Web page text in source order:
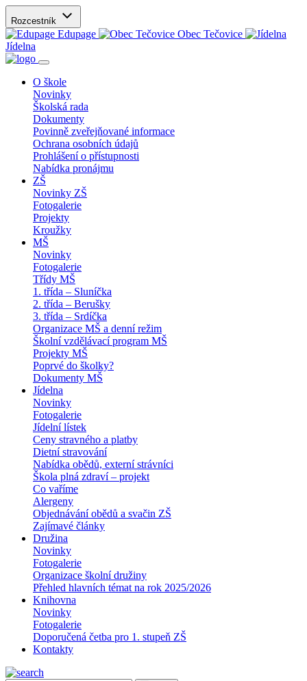
Rozcestník
Edupage
Obec Tečovice
Jídelna
O škole
Novinky
Školská rada
Dokumenty
Povinně zveřejňované informace
Ochrana osobních údajů
Prohlášení o přístupnosti
Nabídka pronájmu
ZŠ
Novinky ZŠ
Fotogalerie
Projekty
Kroužky
MŠ
Novinky
Fotogalerie
Třídy MŠ
1. třída – Sluníčka
2. třída – Berušky
3. třída – Srdíčka
Organizace MŠ a denní režim
Školní vzdělávací program MŠ
Projekty MŠ
Poprvé do školky?
Dokumenty MŠ
Jídelna
Novinky
Fotogalerie
Jídelní lístek
Ceny stravného a platby
Dietní stravování
Nabídka obědů, externí strávníci
Škola plná zdraví – projekt
Co vaříme
Alergeny
Objednávání obědů a svačin ZŠ
Zajímavé články
Družina
Novinky
Fotogalerie
Organizace školní družiny
Přehled hlavních témat na rok 2025/2026
Knihovna
Novinky
Fotogalerie
Doporučená četba pro 1. stupeň ZŠ
Kontakty